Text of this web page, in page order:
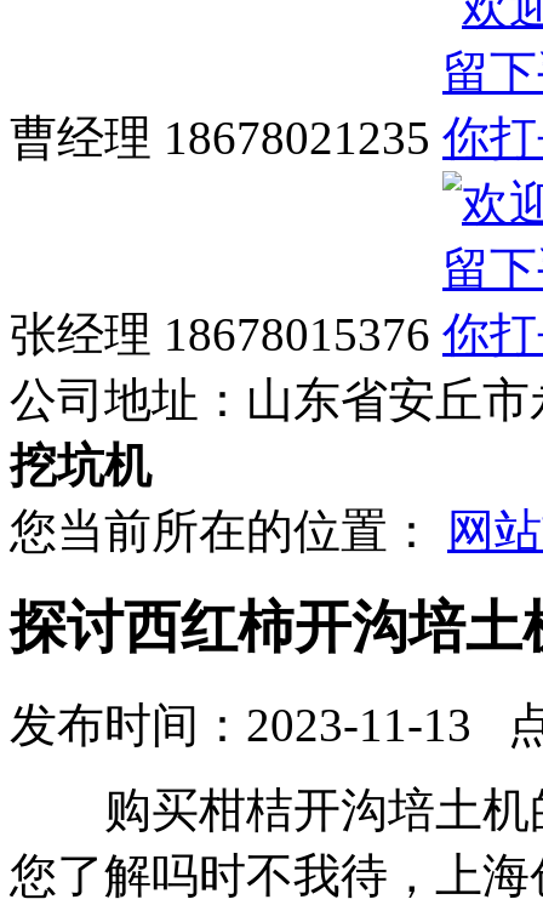
曹经理 18678021235
张经理 18678015376
公司地址： 山东省安丘
挖坑机
您当前所在的位置：
网
探讨西红柿开沟培土
发布时间：2023-11-13
购买柑桔开沟培土机
您了解吗时不我待，上